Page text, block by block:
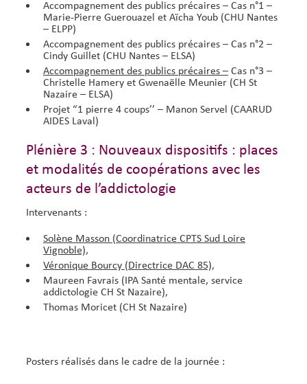
Accompagnement des publics précaires – Cas n°1 –
Marie-Pierre Guerouazel et Aïcha Youb (CHU Nantes
– ELPP)
Accompagnement des publics précaires – Cas n°2 –
Cindy Guillet (CHU Nantes – ELSA)
Accompagnement des publics précaires – Cas n°3 –
Christelle Hamery et Gwenaëlle Meunier (CH St
Nazaire – ELSA)
Projet “1 pierre 4 coups’’ – Manon Servel (CAARUD
AIDES Laval)
Plénière 3 : Nouveaux dispositifs : places
et modalités de coopérations avec les
acteurs de l’addictologie
Intervenants :
Solène Masson (Coordinatrice CPTS Sud Loire
Vignoble),
Véronique Bourcy (Directrice DAC 85),
Maureen Favrais (IPA Santé mentale, service
addictologie CH St Nazaire),
Thomas Moricet (CH St Nazaire)
Posters réalisés dans le cadre de la journée :